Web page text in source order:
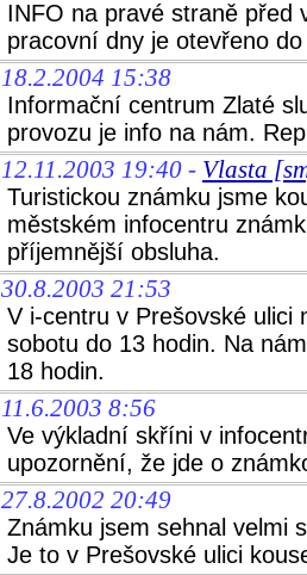
INFO na pravé straně před
pracovní dny je otevřeno
18.2.2004 15:38
Informační centrum Zlaté
provozu je info na nám.
12.11.2003 19:40 - Vlasta
Turistickou známku jsme
městském infocentru
příjemnější obsluha.
30.8.2003 21:53
V i-centru v Prešovské ulici
sobotu do 13 hodin. Na
18 hodin.
11.6.2003 8:56
Ve výkladní skříni v
upozornění, že jde o
27.8.2002 20:49
Známku jsem sehnal velmi
Je to v Prešovské ulici